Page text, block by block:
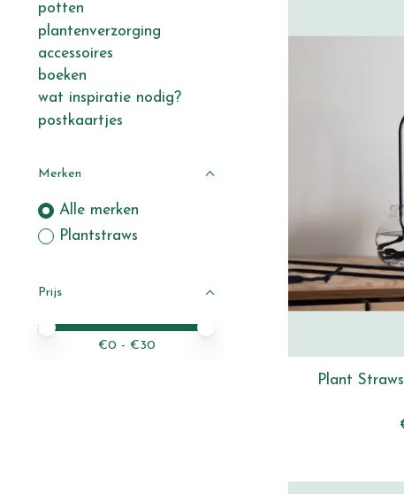
potten
plantenverzorging
accessoires
boeken
wat inspiratie nodig?
postkaartjes
Merken
Alle merken
Plantstraws
Prijs
Minimale prijswaarde
Price maximum value
€0 - €30
Plant